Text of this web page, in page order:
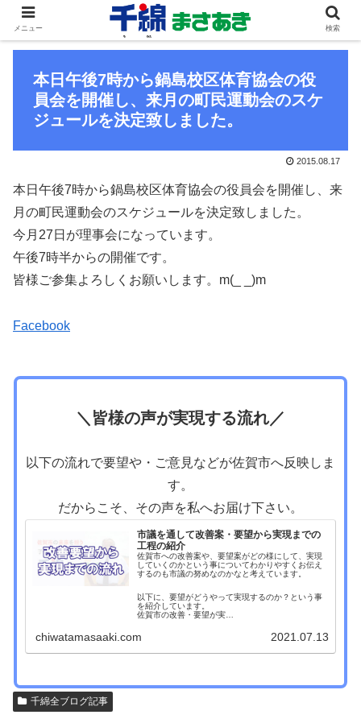
本日午後7時から鍋島校区体育協会の役
員会を開催し、来月の町民運動会のスケ
ジュールを決定致しました。
2015.08.17
本日午後7時から鍋島校区体育協会の役員会を開催し、来
月の町民運動会のスケジュールを決定致しました。
今月27日が理事会になっています。
午後7時半からの開催です。
皆様ご参集よろしくお願いします。m(_ _)m
Facebook
＼皆様の声が実現する流れ／
以下の流れで要望や・ご意見などが佐賀市へ反映しま
す。
だからこそ、その声を私へお届け下さい。
市議を通して改善案・要望から実現までの
工程の紹介
佐賀市への改善案や、要望案がどの様にして、実現
していくのかという事についてわかりやすくお伝え
するのも市議の努めなのかなと考えています。
以下に、要望がどうやって実現するのか？という事
を紹介しています。
佐賀市の改善・要望が実…
chiwatamasaaki.com 2021.07.13
千綿全ブログ記事
メニュー 検索